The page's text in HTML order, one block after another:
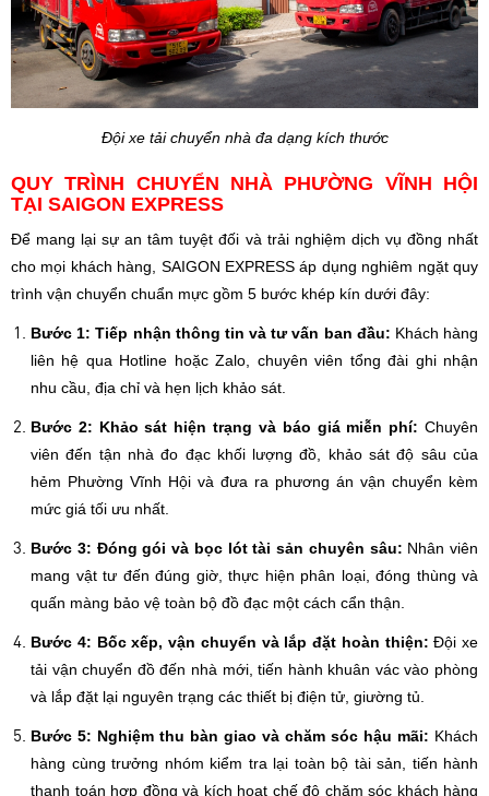
Đội xe tải chuyển nhà đa dạng kích thước
QUY TRÌNH CHUYỂN NHÀ PHƯỜNG VĨNH HỘI
TẠI SAIGON EXPRESS
Để mang lại sự an tâm tuyệt đối và trải nghiệm dịch vụ đồng nhất
cho mọi khách hàng, SAIGON EXPRESS áp dụng nghiêm ngặt quy
trình vận chuyển chuẩn mực gồm 5 bước khép kín dưới đây:
Bước 1: Tiếp nhận thông tin và tư vấn ban đầu: Khách hàng
liên hệ qua Hotline hoặc Zalo, chuyên viên tổng đài ghi nhận
nhu cầu, địa chỉ và hẹn lịch khảo sát.
Bước 2: Khảo sát hiện trạng và báo giá miễn phí: Chuyên
viên đến tận nhà đo đạc khối lượng đồ, khảo sát độ sâu của
hẻm Phường Vĩnh Hội và đưa ra phương án vận chuyển kèm
mức giá tối ưu nhất.
Bước 3: Đóng gói và bọc lót tài sản chuyên sâu: Nhân viên
mang vật tư đến đúng giờ, thực hiện phân loại, đóng thùng và
quấn màng bảo vệ toàn bộ đồ đạc một cách cẩn thận.
Bước 4: Bốc xếp, vận chuyển và lắp đặt hoàn thiện: Đội xe
tải vận chuyển đồ đến nhà mới, tiến hành khuân vác vào phòng
và lắp đặt lại nguyên trạng các thiết bị điện tử, giường tủ.
Bước 5: Nghiệm thu bàn giao và chăm sóc hậu mãi: Khách
hàng cùng trưởng nhóm kiểm tra lại toàn bộ tài sản, tiến hành
thanh toán hợp đồng và kích hoạt chế độ chăm sóc khách hàng